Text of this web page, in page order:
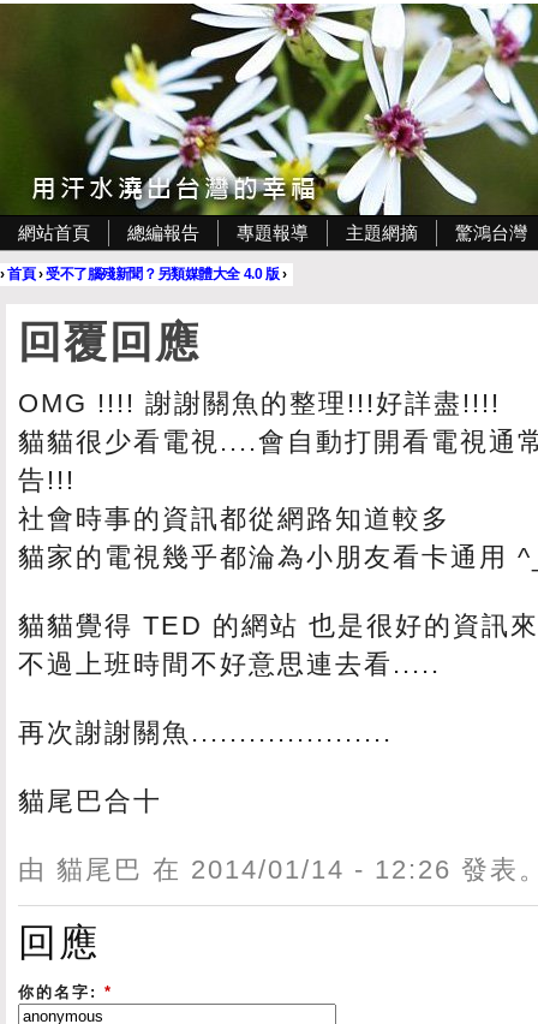
網站首頁 總編報告 專題報導 主題網摘 驚鴻台灣
›首頁›受不了腦殘新聞？另類媒體大全 4.0 版›
回覆回應
OMG !!!! 謝謝關魚的整理!!!好詳盡!!!!
貓貓很少看電視....會自動打開看電視通
告!!!
社會時事的資訊都從網路知道較多
貓家的電視幾乎都淪為小朋友看卡通用
貓貓覺得 TED 的網站 也是很好的資訊
不過上班時間不好意思連去看.....
再次謝謝關魚.....................
貓尾巴合十
由 貓尾巴 在 2014/01/14 - 12:26 發表
回應
你的名字: *